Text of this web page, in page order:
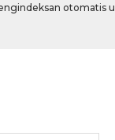
otomatis
jalanan